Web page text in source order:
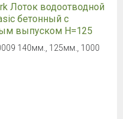
Лоток водоотводной
бетонный с
выпуском H=125
140мм., 125мм., 1000